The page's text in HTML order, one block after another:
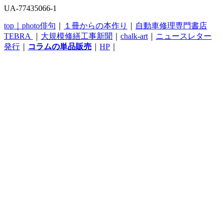
UA-77435066-1
top｜ photo俳句 １冊からの本作り
自動車修理専門書店
TEBRA
大規模修繕工事新聞 chalk-art
ニュースレター
発行
コラムの単品販売 HP